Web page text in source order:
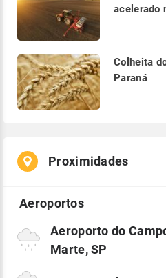
acelerado
Colheita
Paraná
Proximidades
Aeroporto do
Marte, SP